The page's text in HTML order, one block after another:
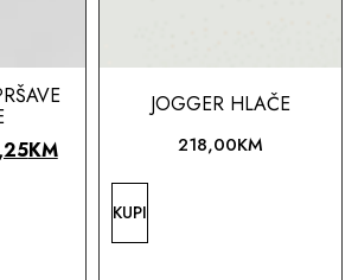
KM
JOGGER HLAČE
218,00KM
KUPI